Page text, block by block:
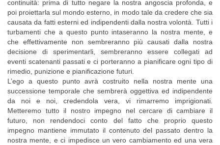
continuità: prima di tutto negare la nostra angoscia profonda, e
poi proiettarla sul mondo esterno, in modo tale da credere che sia
causata da fatti esterni ed indipendenti dalla nostra volontà. Tutti i
turbamenti che a questo punto intaseranno la nostra mente, e
che effettivamente non sembreranno più causati dalla nostra
decisione di sperimentarli, sembreranno essere collegati ad
eventi scatenanti passati e ci porteranno a pianificare ogni tipo di
rimedio, punizione e pianificazione futuri.
L’ego a questo punto avrà costruito nella nostra mente una
successione temporale che sembrerà oggettiva ed indipendente
da noi e noi, credendola vera, vi rimarremo imprigionati.
Metteremo tutto il nostro impegno nel cercare di cambiare il
futuro, non rendendoci conto del fatto che proprio questo
impegno mantiene immutato il contenuto del passato dentro la
nostra mente, e ci impedisce un vero cambiamento ed una vera